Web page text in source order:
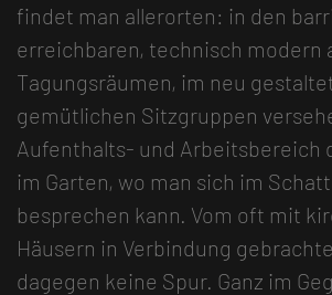
findet man allerorten: in den
erreichbaren, technisch modern
Tagungsräumen, im neu
gemütlichen Sitzgruppen
Aufenthalts- und Arbeitsbereich
im Garten, wo man sich im
besprechen kann. Vom oft mit
Häusern in Verbindung
dagegen keine Spur. Ganz im